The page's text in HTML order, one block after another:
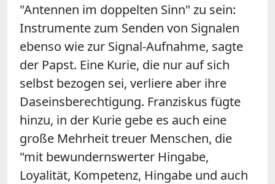
"Antennen im doppelten Sinn" zu sein:
Instrumente zum Senden von Signalen
ebenso wie zur Signal-Aufnahme, sagte
der Papst. Eine Kurie, die nur auf sich
selbst bezogen sei, verliere aber ihre
Daseinsberechtigung. Franziskus fügte
hinzu, in der Kurie gebe es auch eine
große Mehrheit treuer Menschen, die
"mit bewundernswerter Hingabe,
Loyalität, Kompetenz, Hingabe und auch